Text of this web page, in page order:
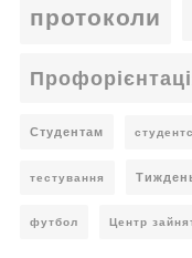
протоколи
Студентам
тестування
футбол Центр